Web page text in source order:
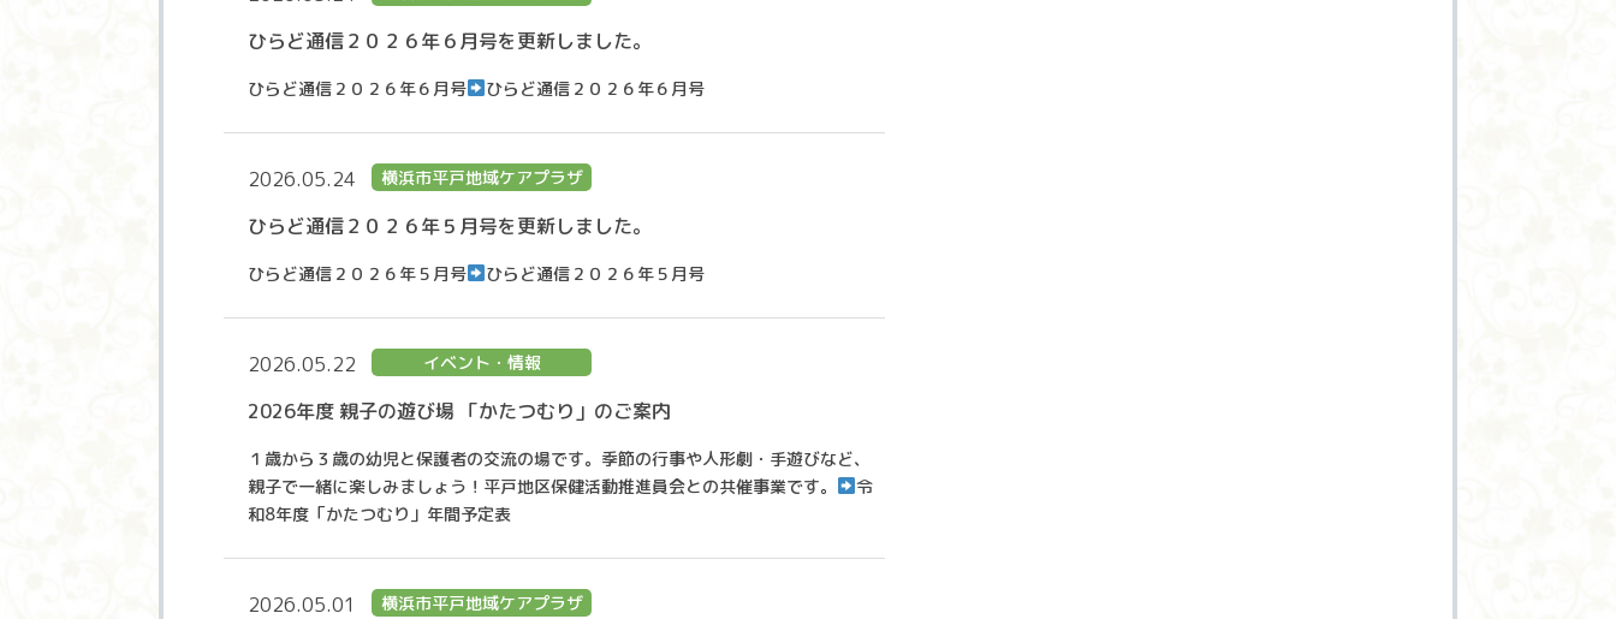
ひらど通信２０２６年６月号を更新しました。
ひらど通信２０２６年６月号 ひらど通信２０２６年６月号
2026.05.24 横浜市平戸地域ケアプラザ
ひらど通信２０２６年５月号を更新しました。
ひらど通信２０２６年５月号 ひらど通信２０２６年５月号
2026.05.22 イベント・情報
2026年度 親子の遊び場 「かたつむり」のご案内
１歳から３歳の幼児と保護者の交流の場です。季節の行事や人形劇・手遊びなど、
親子で一緒に楽しみましょう！平戸地区保健活動推進員会との共催事業です。
令
和8年度「かたつむり」年間予定表
2026.05.01 横浜市平戸地域ケアプラザ